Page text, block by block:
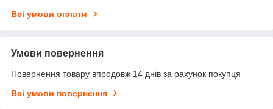
Всі умови оплати
Умови повернення
Повернення товару впродовж 14 днів за рахунок покупця
Всі умови повернення